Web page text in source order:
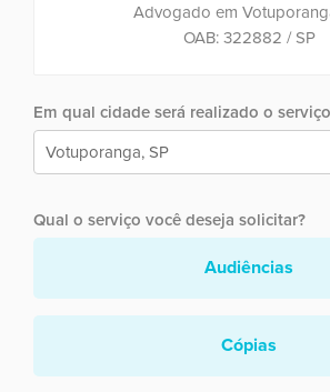
Advogado em
OAB: 322882 / SP
Em qual cidade será realizado o
Qual o serviço você deseja solicitar?
Audiências
Cópias